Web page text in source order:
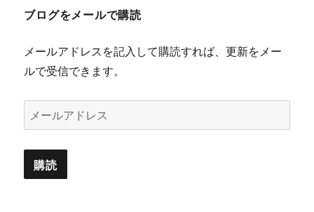
ブログをメールで購読
メールアドレスを記入して購読すれば、更新をメー
ルで受信できます。
メ
ー
ル
ア